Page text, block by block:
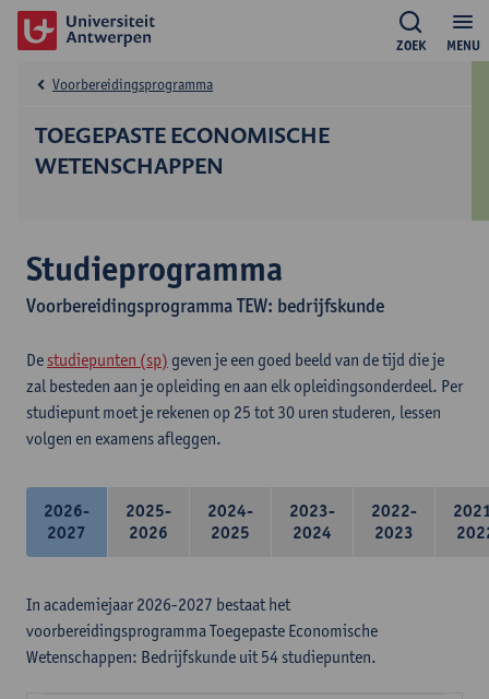
MENU
ZOEK
TOEGEPASTE ECONOMISCHE
WETENSCHAPPEN
Voorbereidingsprogramma
Studieprogramma
Voorbereidingsprogramma TEW: bedrijfskunde
De studiepunten (sp) geven je een goed beeld van de tijd die je
zal besteden aan je opleiding en aan elk opleidingsonderdeel. Per
studiepunt moet je rekenen op 25 tot 30 uren studeren, lessen
volgen en examens afleggen.
2026-
2027
2025-
2026
2024-
2025
2023-
2024
2022-
2023
In academiejaar 2026-2027 bestaat het
voorbereidingsprogramma Toegepaste Economische
Wetenschappen: Bedrijfskunde uit 54 studiepunten.